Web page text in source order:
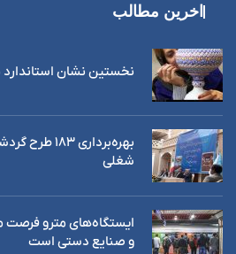
اخرین مطالب
نخستین نشان استاندارد
شغلی
ایستگاه‌های مترو فرصت
و صنایع دستی است